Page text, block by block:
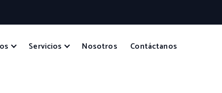
Servicios Nosotros Contáctanos